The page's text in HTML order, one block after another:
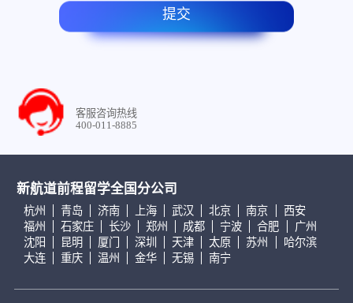
提交
客服咨询热线
400-011-8885
新航道前程留学全国分公司
杭州 青岛 济南 上海 武汉 北京 南京
西安
福州
石家庄 长沙 郑州 成都 宁波 合肥
广州
沈阳
昆明 厦门 深圳 天津 太原 苏州
哈尔滨
大连
重庆 温州 金华 无锡 南宁